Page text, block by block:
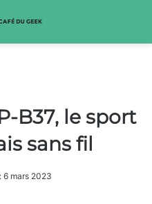
B37, le sport
sans fil
6 mars 2023